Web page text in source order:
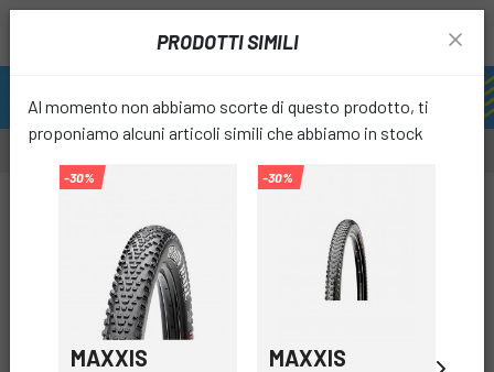
PRODOTTI SIMILI
Al momento non abbiamo scorte di questo prodotto, ti
proponiamo alcuni articoli simili che abbiamo in stock
-30%
MAXXIS
-30%
MAXXIS